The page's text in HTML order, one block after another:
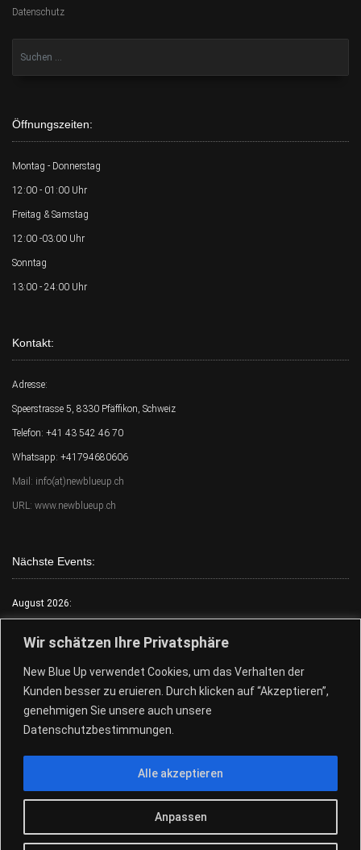
Wir schätzen Ihre Privatsphäre
New Blue Up verwendet Cookies, um das Verhalten der
Kunden besser zu eruieren. Durch klicken auf “Akzeptieren”,
genehmigen Sie unsere auch unsere
Datenschutzbestimmungen.
Anpassen
Alle akzeptieren
Datenschutz
Öffnungszeiten:
Montag - Donnerstag
12:00 - 01:00 Uhr
Freitag & Samstag
12:00 -03:00 Uhr
Sonntag
13:00 - 24:00 Uhr
Kontakt:
Adresse:
Speerstrasse 5, 8330 Pfäffikon, Schweiz
Telefon: +41 43 542 46 70
Whatsapp: +41794680606
Mail: info(at)newblueup.ch
URL: www.newblueup.ch
Nächste Events:
August 2026:
Mi.:FKK Tag
Fr.:FKK Tag
28.+29.08.Pool Party
© 2026New Blue Up - Sauna Club |Design by